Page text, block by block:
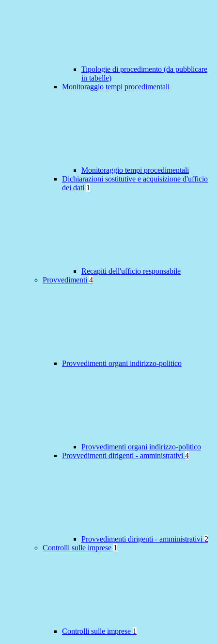
Tipologie di procedimento (da pubblicare
in tabelle)
Monitoraggio tempi procedimentali
Monitoraggio tempi procedimentali
Dichiarazioni sostitutive e acquisizione d'ufficio
dei dati 1
Recapiti dell'ufficio responsabile
Provvedimenti 4
Provvedimenti organi indirizzo-politico
Provvedimenti organi indirizzo-politico
Provvedimenti dirigenti - amministrativi 4
Provvedimenti dirigenti - amministrativi 2
Controlli sulle imprese 1
Controlli sulle imprese 1